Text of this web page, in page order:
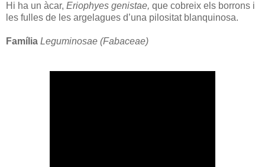
Hi ha un àcar, Eriophyes genistae, que cobreix els borrons i
les fulles de les argelagues d’una pilositat blanquinosa.
Família Leguminosae (Fabaceae)